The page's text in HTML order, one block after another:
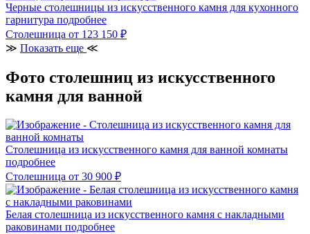
Черные столешницы из искусственного камня для кухонного
гарнитура подробнее
Столешница от 123 150 ₽
≫ Показать еще ≪
Фото столешниц из искусственного
камня для ванной
Столешница из искусственного камня для ванной комнаты
подробнее
Столешница от 30 900 ₽
Белая столешница из искусственного камня с накладными
раковинами подробнее